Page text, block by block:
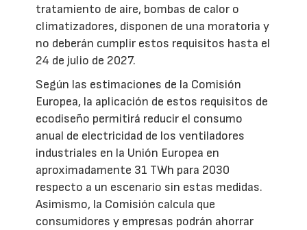
tratamiento de aire, bombas de calor o
climatizadores, disponen de una moratoria y
no deberán cumplir estos requisitos hasta el
24 de julio de 2027.
Según las estimaciones de la Comisión
Europea, la aplicación de estos requisitos de
ecodiseño permitirá reducir el consumo
anual de electricidad de los ventiladores
industriales en la Unión Europea en
aproximadamente 31 TWh para 2030
respecto a un escenario sin estas medidas.
Asimismo, la Comisión calcula que
consumidores y empresas podrán ahorrar